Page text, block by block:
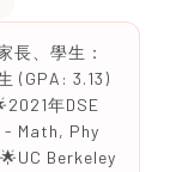
長、學生：
(GPA: 3.13)
年DSE
- Math, Phy
Berkeley